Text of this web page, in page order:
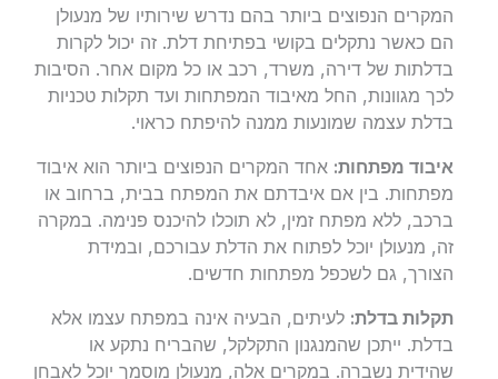
המקרים הנפוצים ביותר בהם נדרש שירותיו של מנעולן
הם כאשר נתקלים בקושי בפתיחת דלת. זה יכול לקרות
בדלתות של דירה, משרד, רכב או כל מקום אחר. הסיבות
לכך מגוונות, החל מאיבוד המפתחות ועד תקלות טכניות
בדלת עצמה שמונעות ממנה להיפתח כראוי.
איבוד מפתחות:אחד המקרים הנפוצים ביותר הוא איבוד
מפתחות. בין אם איבדתם את המפתח בבית, ברחוב או
ברכב, ללא מפתח זמין, לא תוכלו להיכנס פנימה. במקרה
זה, מנעולן יוכל לפתוח את הדלת עבורכם, ובמידת
הצורך, גם לשכפל מפתחות חדשים.
תקלות בדלת:לעיתים, הבעיה אינה במפתח עצמו אלא
בדלת. ייתכן שהמנגנון התקלקל, שהבריח נתקע או
שהידית נשברה. במקרים אלה, מנעולן מוסמך יוכל לאבחן